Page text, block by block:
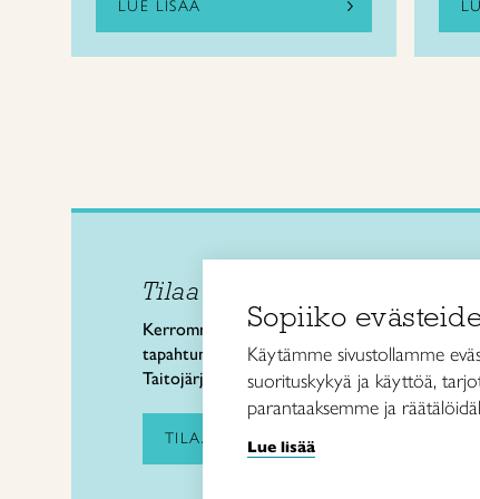
LUE LISÄÄ
Tilaa uutiskirje
Kerromme käsityön valtakunnallisista
tapahtumista ja uutisista sekä
Taitojärjestön toiminnasta.
TILAA UUTISKIRJE
Sopiiko
Käytämme sivustollamme
suorituskykyä ja käyttöä,
parantaaksemme ja
Lue lisää